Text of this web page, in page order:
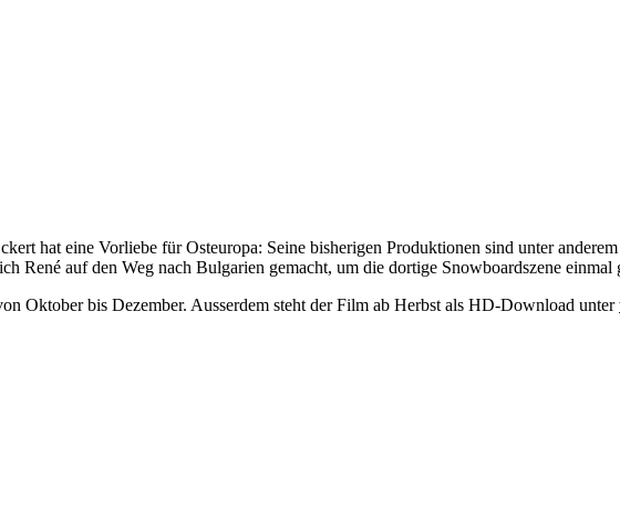
hat eine Vorliebe für Osteuropa: Seine bisherigen Produktionen sind unter
auf den Weg nach Bulgarien gemacht, um die dortige Snowboardszene einmal
Oktober bis Dezember. Ausserdem steht der Film ab Herbst als HD-Download unter